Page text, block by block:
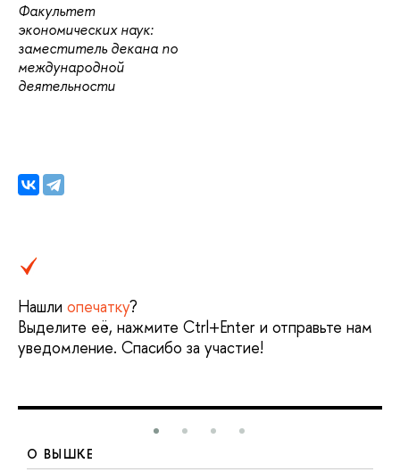
Факультет
экономических наук:
заместитель декана по
международной
деятельности
Нашли опечатку?
Выделите её, нажмите Ctrl+Enter и отправьте нам
уведомление. Спасибо за участие!
О ВЫШКЕ